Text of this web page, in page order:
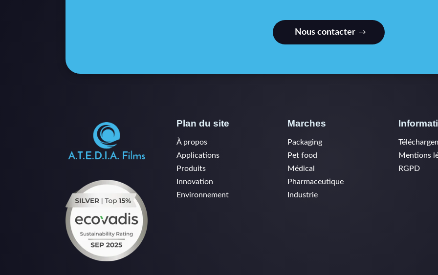
Nous contacter
Plan du site
À propos
Applications
Produits
Innovation
Environnement
Marches
Packaging
Pet food
Médical
Pharmaceutique
Industrie
Mentions
RGPD